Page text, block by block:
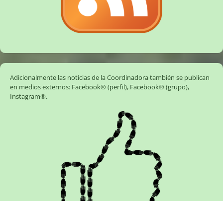
Adicionalmente las noticias de la Coordinadora también se publican
en medios externos: Facebook® (perfil), Facebook® (grupo),
Instagram®.